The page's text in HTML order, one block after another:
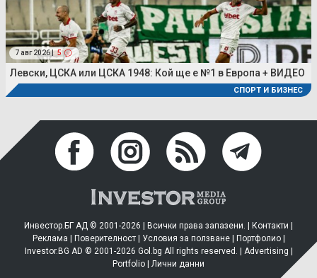
7 авг 2026 | 5
Левски, ЦСКА или ЦСКА 1948: Кой ще е №1 в Европа + ВИДЕО
СПОРТ И БИЗНЕС
Инвестор.БГ АД © 2001-2026 | Всички права запазени. | Контакти
Реклама
Поверителност| Условия за ползване| Портфолио|
Investor.BG AD © 2001-2026 Gol.bg All rights reserved. | Advertising
Portfolio
Лични данни